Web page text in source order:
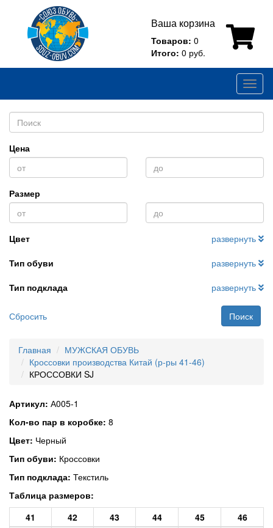
Ваша корзина
Товаров: 0
Итого: 0 руб.
Цена
Размер
Цвет
развернуть
Тип обуви
развернуть
Тип подклада
развернуть
Сбросить Поиск
Главная
МУЖСКАЯ ОБУВЬ
Кроссовки производства Китай (р-ры 41-46)
КРОССОВКИ SJ
Артикул: А005-1
Кол-во пар в коробке: 8
Цвет: Черный
Тип обуви: Кроссовки
Тип подклада: Текстиль
Таблица размеров:
41
42 43 44 45
46